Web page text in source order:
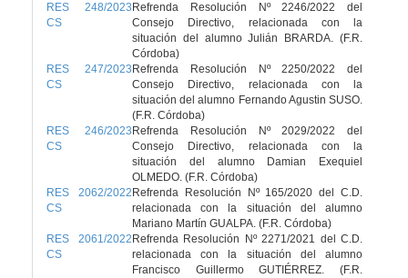
RES 248/2023
CS
Refrenda Resolución Nº 2246/2022 del
Consejo Directivo, relacionada con la
situación del alumno Julián BRARDA. (F.R.
Córdoba)
RES 247/2023
CS
Refrenda Resolución Nº 2250/2022 del
Consejo Directivo, relacionada con la
situación del alumno Fernando Agustin SUSO.
(F.R. Córdoba)
RES 246/2023
CS
Refrenda Resolución Nº 2029/2022 del
Consejo Directivo, relacionada con la
situación del alumno Damian Exequiel
OLMEDO. (F.R. Córdoba)
RES 2062/2022
CS
Refrenda Resolución Nº 165/2020 del C.D.
relacionada con la situación del alumno
Mariano Martín GUALPA. (F.R. Córdoba)
RES 2061/2022
CS
Refrenda Resolución Nº 2271/2021 del C.D.
relacionada con la situación del alumno
Francisco Guillermo GUTIÉRREZ. (F.R.